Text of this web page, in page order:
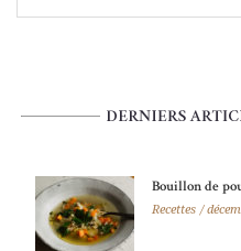
Bouillon de
Recettes